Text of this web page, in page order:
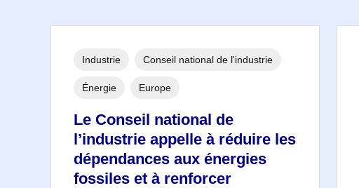
Le Conseil national de
l’industrie appelle à réduire les
dépendances aux énergies
fossiles et à renforcer
Industrie Conseil national de l'industrie
Énergie Europe